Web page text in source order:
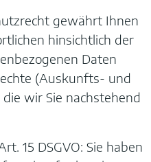
gewährt Ihnen
hinsichtlich der
Daten
(Auskunfts- und
wir Sie nachstehend
15 DSGVO: Sie haben